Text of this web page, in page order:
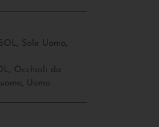
, Sole Uomo,
, Occhiali da
, Uomo